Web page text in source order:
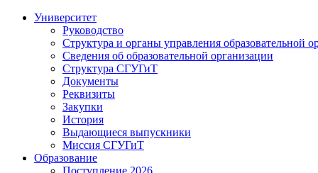
Университет
Руководство
Структура и органы управления образовательной
Сведения об образовательной организации
Структура СГУГиТ
Документы
Реквизиты
Закупки
История
Выдающиеся выпускники
Миссия СГУГиТ
Образование
Поступление 2026